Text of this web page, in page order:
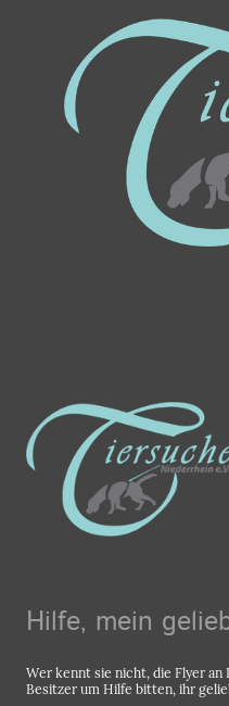
Hilfe, mein
Wer kennt sie nicht, die Flyer an
Besitzer um Hilfe bitten, ihr